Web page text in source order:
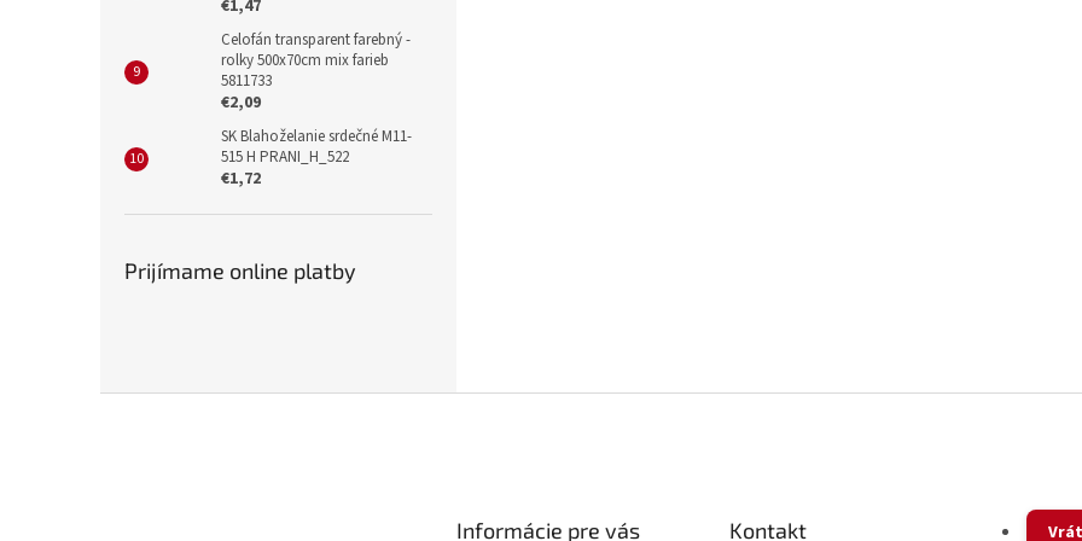
€1,47
Celofán transparent farebný -
rolky 500x70cm mix farieb
5811733
€2,09
SK Blahoželanie srdečné M11-
515 H PRANI_H_522
€1,72
Prijímame online platby
Informácie pre vás Kontakt